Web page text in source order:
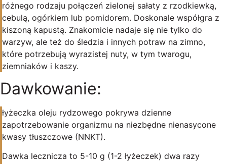
różnego rodzaju połączeń zielonej sałaty z rzodkiewką,
cebulą, ogórkiem lub pomidorem. Doskonale współgra z
kiszoną kapustą. Znakomicie nadaje się nie tylko do
warzyw, ale też do śledzia i innych potraw na zimno,
które potrzebują wyrazistej nuty, w tym twarogu,
ziemniaków i kaszy.
Dawkowanie:
łyżeczka oleju rydzowego pokrywa dzienne
zapotrzebowanie organizmu na niezbędne nienasycone
kwasy tłuszczowe (NNKT).
Dawka lecznicza to 5-10 g (1-2 łyżeczek) dwa razy